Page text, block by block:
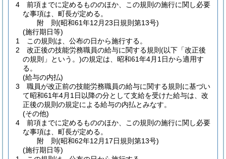
4
前項までに定めるもののほか、この規則の施行に関し必要
な事項は、町長が定める。
附 則(昭和61年12月23日規則第13号)
(施行期日等)
1
この規則は、公布の日から施行する。
2
改正後の技能労務職員の給与に関する規則 (以下「改正後
の規則」という。)の規定は、昭和61年4月1日から適用す
る。
(給与の内払)
3
職員が改正前の技能労務職員の給与に関する規則に基づい
て昭和61年4月1日以降の分として支給を受けた給与は、改
正後の規則の規定による給与の内払とみなす。
(その他)
4
前項までに定めるもののほか、この規則の施行に関し必要
な事項は、町長が定める。
附 則(昭和62年12月17日規則第13号)
(施行期日等)